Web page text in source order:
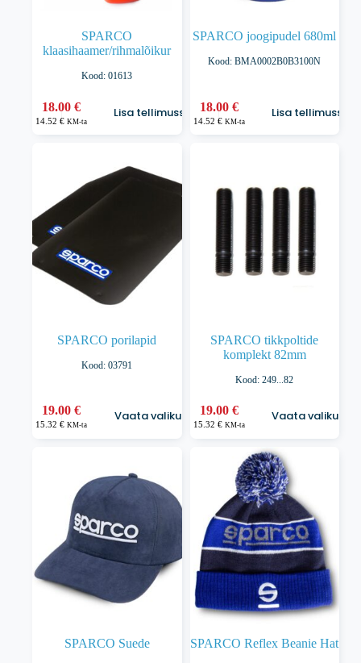
SPARCO
klaasihaamer/rihmalõikur
Kood: 01613
18.00€
14.52€ KM-ta
Lisa tellimusse
SPARCO joogipudel 680ml
Kood: BMA0002B0B3100N
18.00 €
14.52 € KM-ta
Lisa tellimusse
SPARCO porilapid
Kood: 03791
19.00€
15.32€ KM-ta
Vaata valikuid
Sellel
tootel
tootelehel.
SPARCO tikkpoltide
komplekt 82mm
Kood: 249...82
19.00 €
15.32 € KM-ta
Vaata valikuid
Sellel
tootel
teha
tootelehel.
SPARCO Suede SPARCO Reflex Beanie Hat